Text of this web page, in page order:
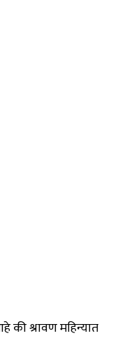
की श्रावण महिन्यात